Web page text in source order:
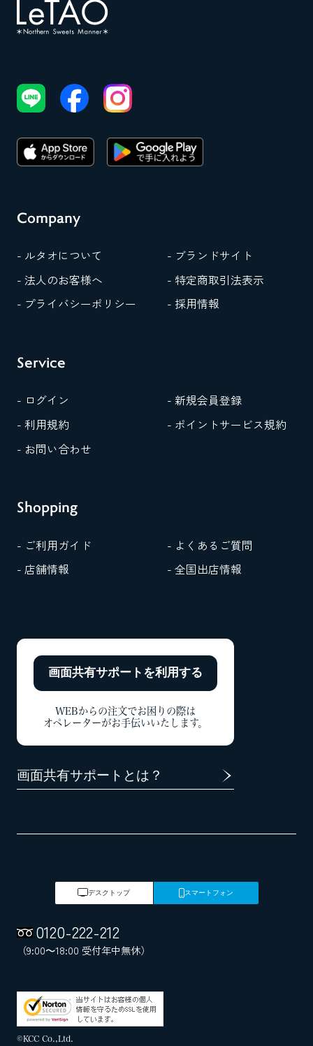
Company
- ルタオについて
- ブランドサイト
- 法人のお客様へ
- 特定商取引法表示
- プライバシーポリシー
- 採用情報
Service
- ログイン
- 新規会員登録
- 利用規約
- ポイントサービス規約
- お問い合わせ
Shopping
- ご利用ガイド
- よくあるご質問
- 店舗情報
- 全国出店情報
画面共有サポートを利用する
WEBからの注文でお困りの際は
オペレーターがお手伝いいたします。
画面共有サポートとは？
デスクトップ スマートフォン
0120-222-212
（9:00～18:00 受付年中無休）
©KCC Co.,Ltd.